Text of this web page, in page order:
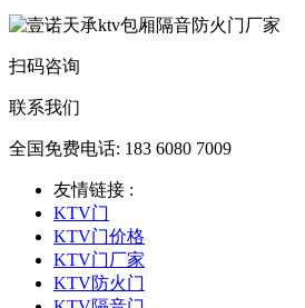
扫码咨询
联系我们
全国免费电话: 183 6080 7009
友情链接 :
KTV门
KTV门价格
KTV门厂家
KTV防火门